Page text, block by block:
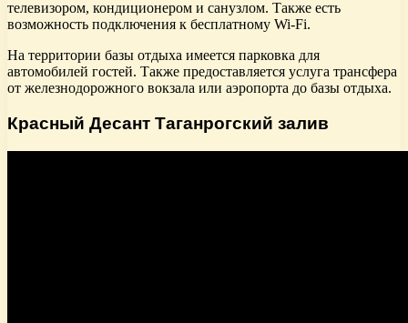
телевизором, кондиционером и санузлом. Также есть
возможность подключения к бесплатному Wi-Fi.
На территории базы отдыха имеется парковка для
автомобилей гостей. Также предоставляется услуга трансфера
от железнодорожного вокзала или аэропорта до базы отдыха.
Красный Десант Таганрогский залив